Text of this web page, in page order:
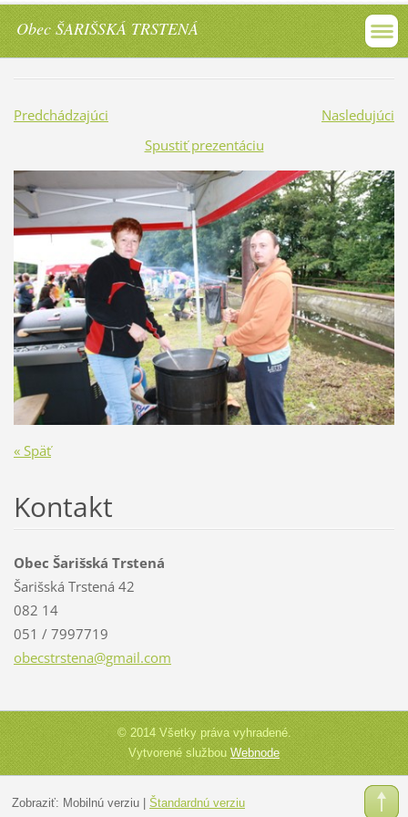
Obec ŠARIŠSKÁ TRSTENÁ
Predchádzajúci
Nasledujúci
Spustiť prezentáciu
« Späť
Kontakt
Obec Šarišská Trstená
Šarišská Trstená 42
082 14
051 / 7997719
obecstrstena@gmail.com
© 2014 Všetky práva vyhradené.
Vytvorené službouWebnode
Zobraziť: Mobilnú verziu| Štandardnú verziu